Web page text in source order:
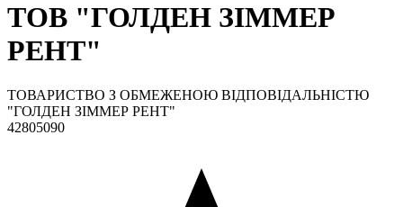
ТОВ "ГОЛДЕН ЗІММЕР
РЕНТ"
ТОВАРИСТВО З ОБМЕЖЕНОЮ ВІДПОВІДАЛЬНІСТЮ
"ГОЛДЕН ЗІММЕР РЕНТ"
42805090